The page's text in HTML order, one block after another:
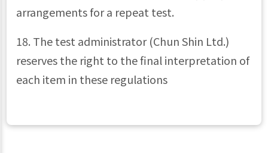
arrangements for a repeat test.
18. The test administrator (Chun Shin Ltd.)
reserves the right to the final interpretation of
each item in these regulations